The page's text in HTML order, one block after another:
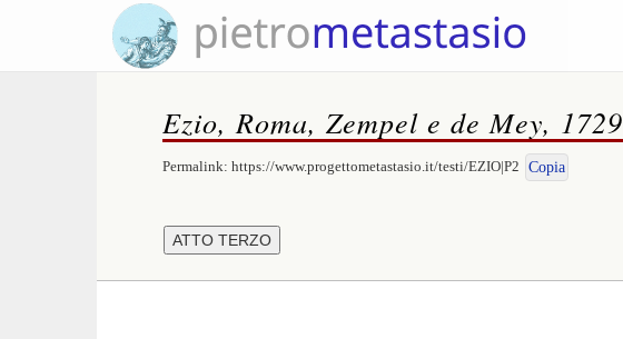
Ezio, Roma, Zempel e de Mey, 1729
Permalink: https://www.progettometastasio.it/testi/EZIO|P2 Copia